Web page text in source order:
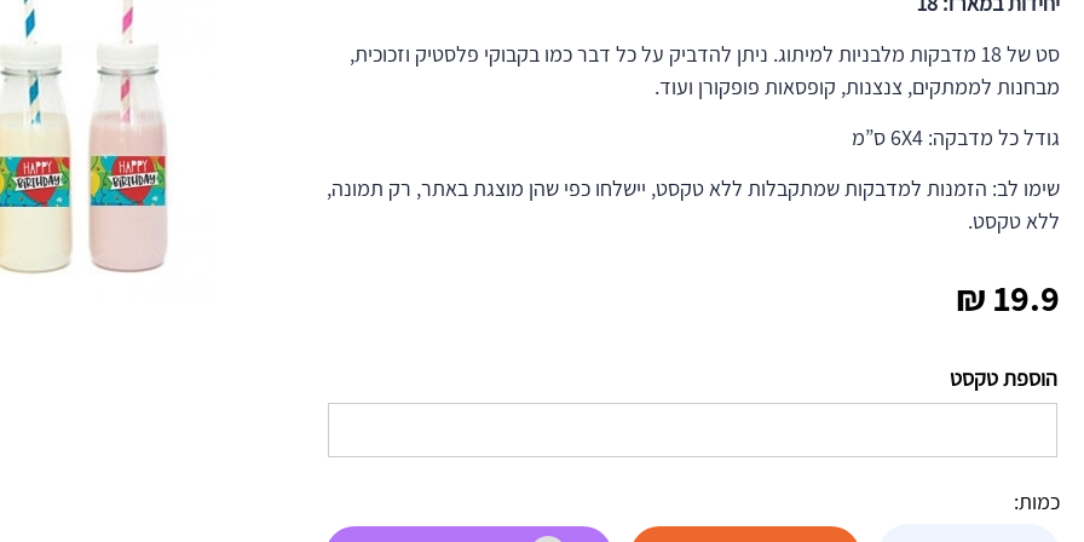
סט של 18 מדבקות מלבניות למיתוג. ניתן להדביק על כל דבר כמו בקבוקי פלסטיק וזכוכית,
מבחנות לממתקים, צנצנות, קופסאות פופקורן ועוד.
גודל כל מדבקה: 6X4 ס”מ
שימו לב: הזמנות למדבקות שמתקבלות ללא טקסט, יישלחו כפי שהן מוצגת באתר, רק תמונה,
ללא טקסט.
19.9
₪
הוספת טקסט
כמות: